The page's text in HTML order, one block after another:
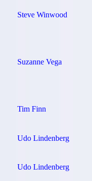
Steve Winwood
Suzanne Vega
Tim Finn
Udo Lindenberg
Udo Lindenberg